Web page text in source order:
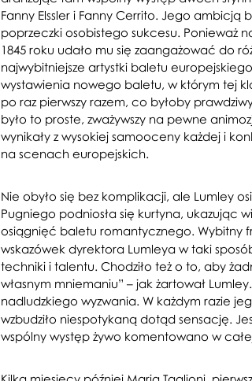
Fanny Elssler i Fanny Cerrito. Jego ambicją
poprzeczki osobistego sukcesu. Ponieważ
1845 roku udało mu się zaangażować do
najwybitniejsze artystki baletu
wystawienia nowego baletu, w którym tej
po raz pierwszy razem, co byłoby
było to proste, zważywszy na pewne
wynikały z wysokiej samooceny każdej i
na scenach europejskich.
Nie obyło się bez komplikacji, ale Lumley
Pugniego podniosła się kurtyna, ukazując
osiągnięć baletu romantycznego. Wybitny
wskazówek dyrektora Lumleya w taki
techniki i talentu. Chodziło też o to, aby
własnym mniemaniu” – jak żartował
nadludzkiego wyzwania. W każdym razie
wzbudziło niespotykaną dotąd sensację.
wspólny występ żywo komentowano w